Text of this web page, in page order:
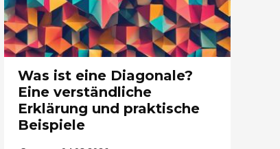
Was ist eine Diagonale?
Eine verständliche
Erklärung und praktische
Beispiele